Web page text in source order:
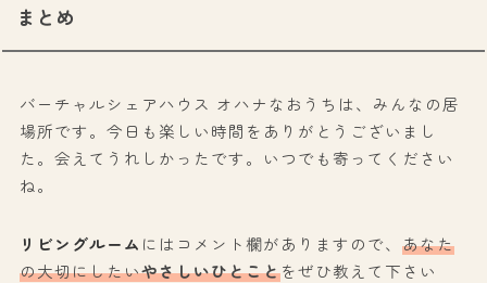
まとめ
バーチャルシェアハウス オハナなおうちは、みんなの居
場所です。今日も楽しい時間をありがとうございまし
た。会えてうれしかったです。いつでも寄ってください
ね。
リビングルーム にはコメント欄がありますので、 あなた
の大切にしたいやさしいひとことをぜひ教えて下さい